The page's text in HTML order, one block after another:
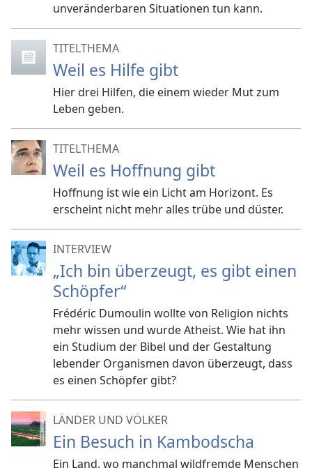
unveränderbaren Situationen tun kann.
TITELTHEMA
Weil es Hilfe gibt
Hier drei Hilfen, die einem wieder Mut zum
Leben geben.
TITELTHEMA
Weil es Hoffnung gibt
Hoffnung ist wie ein Licht am Horizont. Es
erscheint nicht mehr alles trübe und düster.
INTERVIEW
„Ich bin überzeugt, es gibt einen
Schöpfer“
Frédéric Dumoulin wollte von Religion nichts
mehr wissen und wurde Atheist. Wie hat ihn
ein Studium der Bibel und der Gestaltung
lebender Organismen davon überzeugt, dass
es einen Schöpfer gibt?
LÄNDER UND VÖLKER
Ein Besuch in Kambodscha
Ein Land, wo manchmal wildfremde Menschen